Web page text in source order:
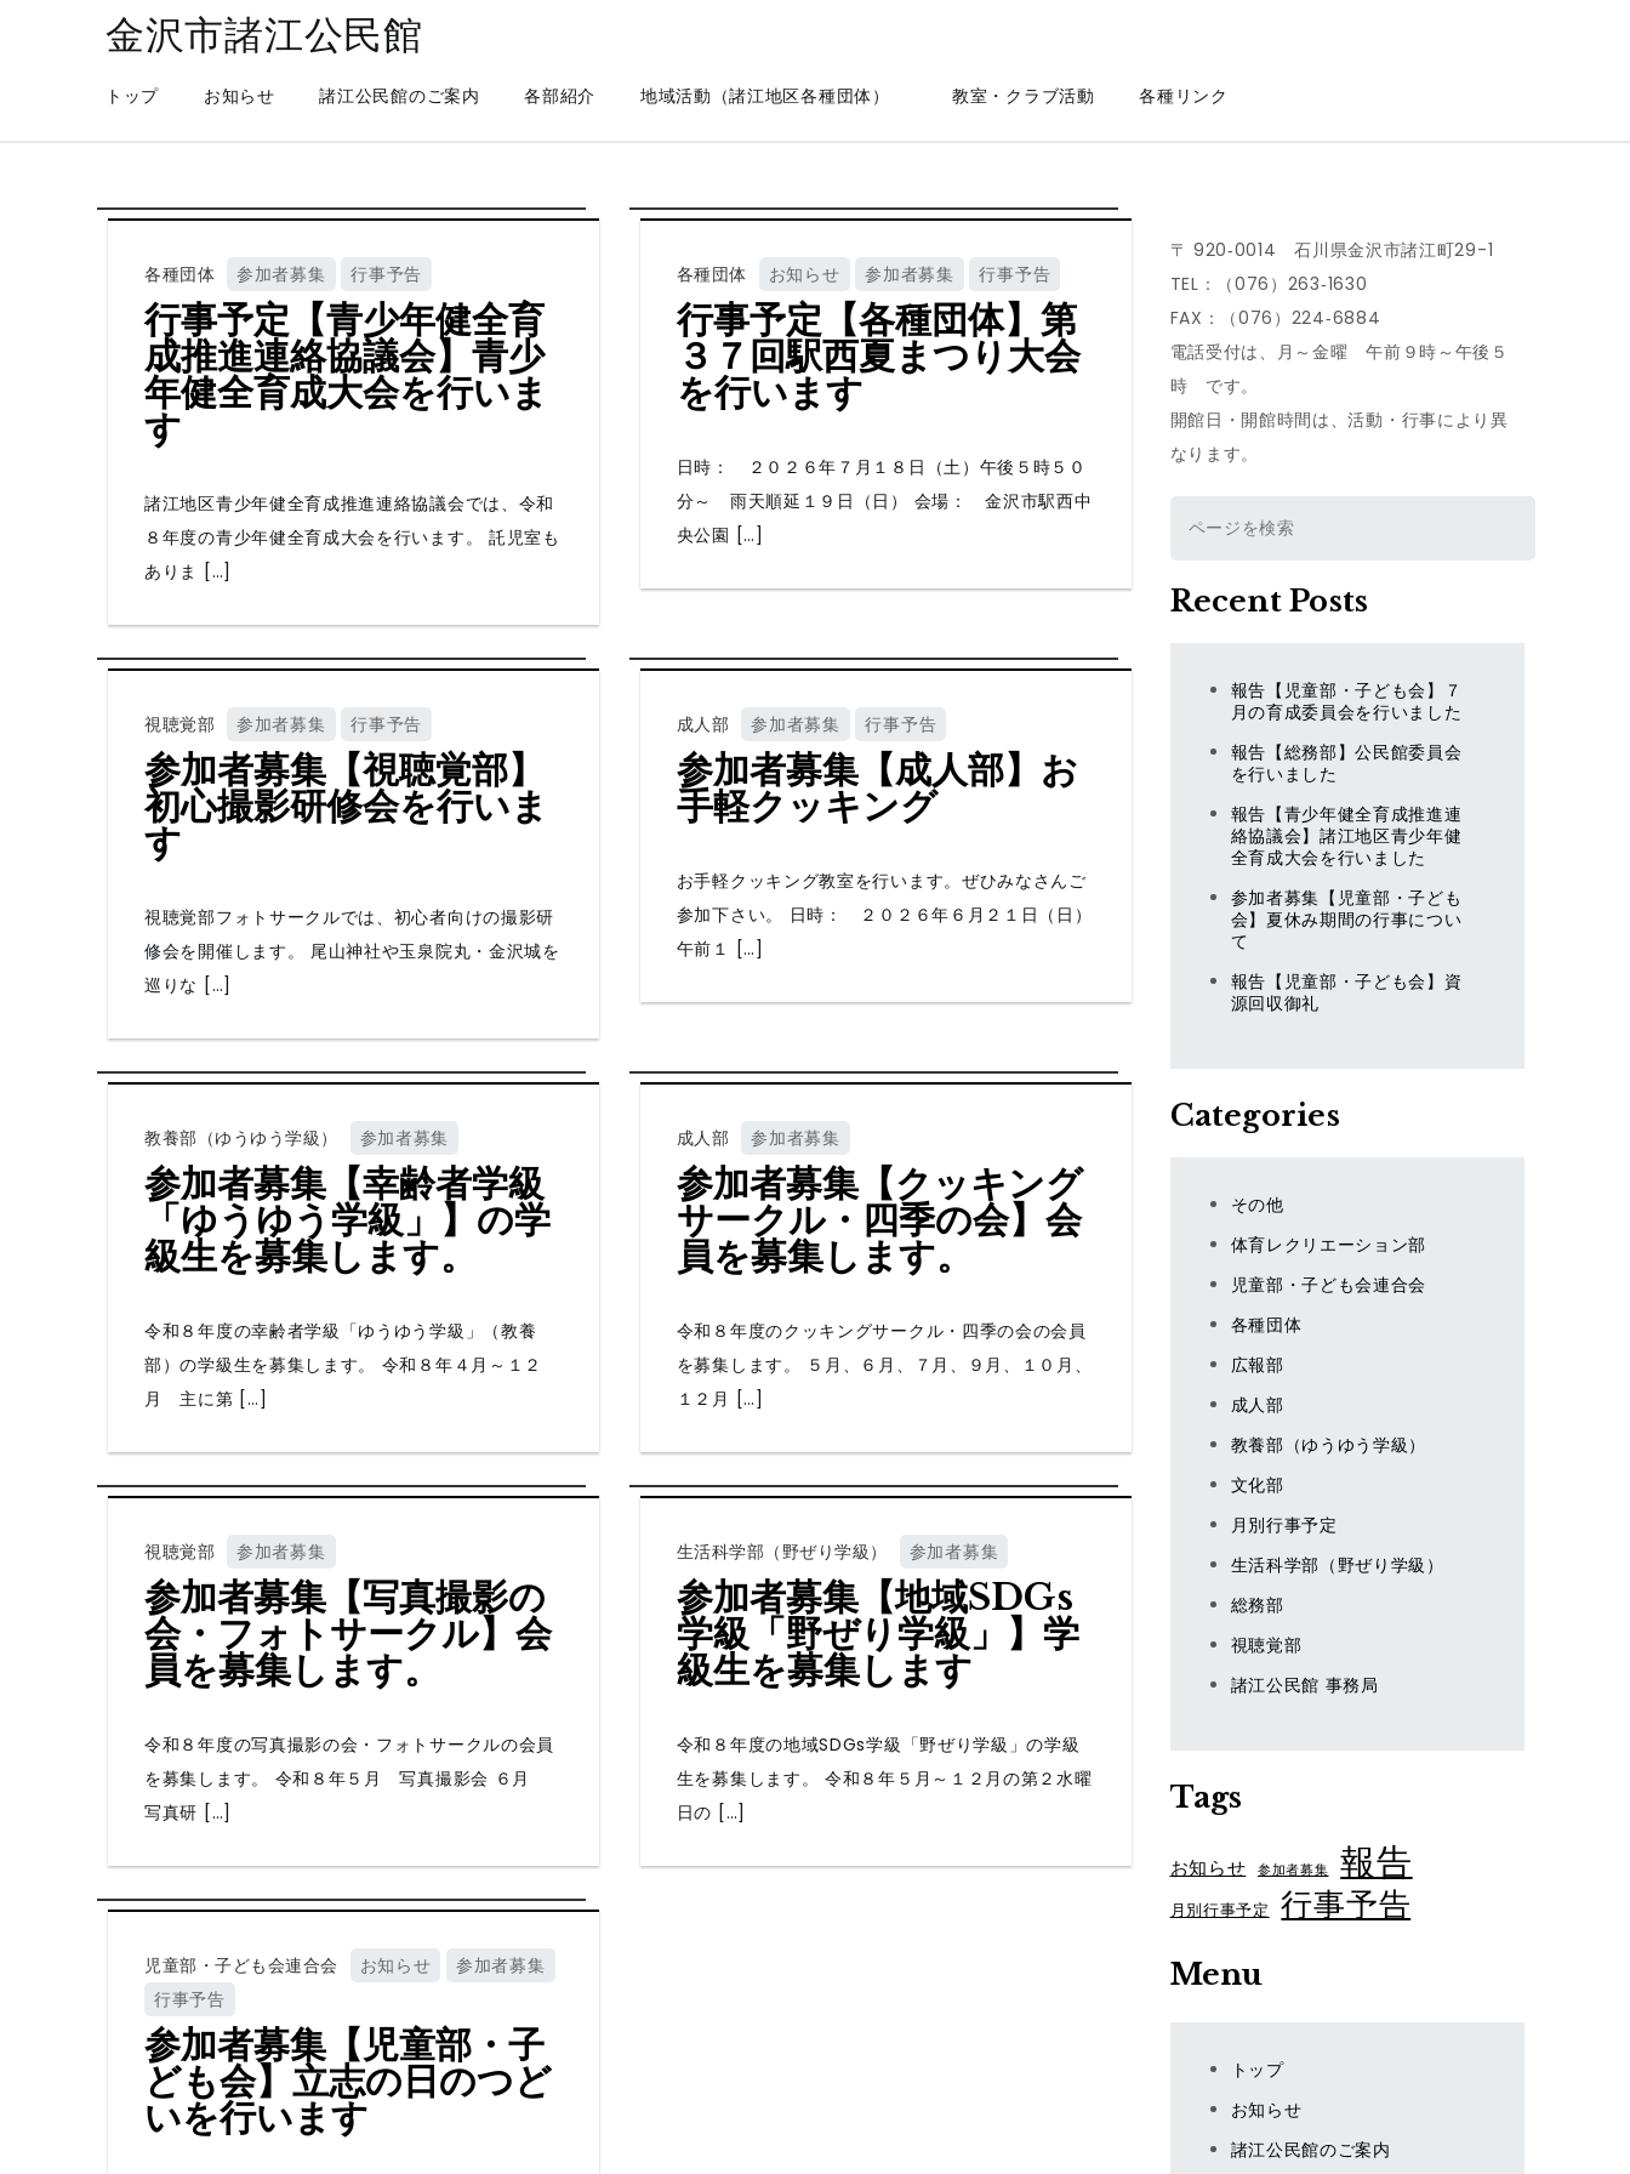
金沢市諸江公民館
トップ お知らせ 諸江公民館のご案内 各部紹介 地域活動（諸江地区各種団体） 教室・クラブ活動 各種リンク
各種団体 参加者募集 行事予告
行事予定【青少年健全育
成推進連絡協議会】青少
年健全育成大会を行いま
す
諸江地区青少年健全育成推進連絡協議会では、令和
８年度の青少年健全育成大会を行います。 託児室も
ありま […]
各種団体 お知らせ 参加者募集 行事予告
行事予定【各種団体】第
３７回駅西夏まつり大会
を行います
日時： ２０２６年７月１８日（土）午後５時５０
分～ 雨天順延１９日（日） 会場： 金沢市駅西中
央公園 […]
視聴覚部 参加者募集 行事予告
参加者募集【視聴覚部】
初心撮影研修会を行いま
す
視聴覚部フォトサークルでは、初心者向けの撮影研
修会を開催します。 尾山神社や玉泉院丸・金沢城を
巡りな […]
成人部 参加者募集 行事予告
参加者募集【成人部】お
手軽クッキング
お手軽クッキング教室を行います。ぜひみなさんご
参加下さい。 日時： ２０２６年６月２１日（日）
午前１ […]
教養部（ゆうゆう学級） 参加者募集
参加者募集【幸齢者学級
「ゆうゆう学級」】の学
級生を募集します。
令和８年度の幸齢者学級「ゆうゆう学級」（教養
部）の学級生を募集します。 令和８年４月～１２
月 主に第 […]
成人部 参加者募集
参加者募集【クッキング
サークル・四季の会】会
員を募集します。
令和８年度のクッキングサークル・四季の会の会員
を募集します。 ５月、６月、７月、９月、１０月、
１２月 […]
視聴覚部 参加者募集
参加者募集【写真撮影の
会・フォトサークル】会
員を募集します。
令和８年度の写真撮影の会・フォトサークルの会員
を募集します。 令和８年５月 写真撮影会 ６月
写真研 […]
生活科学部（野ぜり学級） 参加者募集
参加者募集【地域SDGs
学級「野ぜり学級」】学
級生を募集します
令和８年度の地域SDGs学級「野ぜり学級」の学級
生を募集します。 令和８年５月～１２月の第２水曜
日の […]
児童部・子ども会連合会 お知らせ
参加者募集
行事予告
参加者募集【児童部・子
ども会】立志の日のつど
いを行います
〒 920‐0014 石川県金沢市諸江町29-1
TEL：（076）263‐1630
FAX：（076）224‐6884
電話受付は、月～金曜 午前９時～午後５
時 です。
開館日・開館時間は、活動・行事により異
なります。
Recent Posts
報告【児童部・子ども会】７
月の育成委員会を行いました
報告【総務部】公民館委員会
を行いました
報告【青少年健全育成推進連
絡協議会】諸江地区青少年健
全育成大会を行いました
参加者募集【児童部・子ども
会】夏休み期間の行事につい
て
報告【児童部・子ども会】資
源回収御礼
Categories
その他
体育レクリエーション部
児童部・子ども会連合会
各種団体
広報部
成人部
教養部（ゆうゆう学級）
文化部
月別行事予定
生活科学部（野ぜり学級）
総務部
視聴覚部
諸江公民館 事務局
Tags
お知らせ 参加者募集 報告
月別行事予定 行事予告
Menu
トップ
お知らせ
諸江公民館のご案内